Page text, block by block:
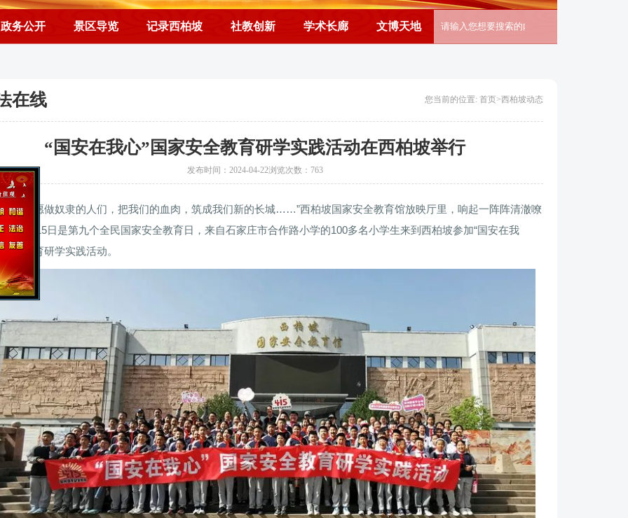
政务公开 景区导览 记录西柏坡 社教创新 学术长廊 文博天地
在线 您当前的位置: 首页>西柏坡动态
“国安在我心”国家安全教育研学实践活动在西柏坡举行
发布时间：2024-04-22浏览次数： 763
来！不愿做奴隶的人们，把我们的血肉，筑成我们新的长城……”西柏坡国家安全教育馆放映厅里，响起一阵阵清澈嘹
。4月15日是第九个全民国家安全教育日，来自石家庄市合作路小学的100多名小学生来到西柏坡参加“国安在我
全教育研学实践活动。